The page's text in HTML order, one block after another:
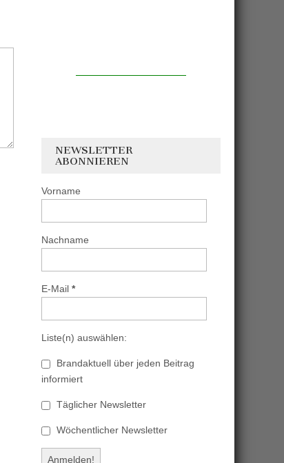
NEWSLETTER
ABONNIEREN
Vorname
Nachname
E-Mail *
Liste(n) auswählen:
Brandaktuell über jeden Beitrag
informiert
Täglicher Newsletter
Wöchentlicher Newsletter